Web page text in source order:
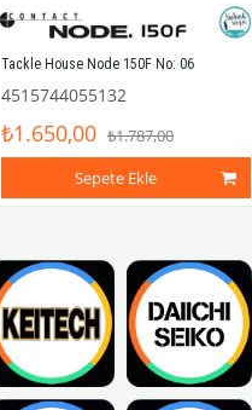
Tackle House Node 150F No: 06
4515744055132
₺1.650,00 ₺1.787,00
Sepete Ekle